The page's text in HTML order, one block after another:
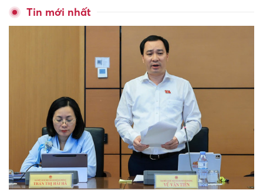
Vụ lãnh đạo xã chưa tốt
nghiệp cấp 2 đã học lớp 10:
Bất thường trong học bạ
Học sinh Trường Phổ thông
Phùng Hưng và hành trình
mùa hè trải nghiệm bổ ích